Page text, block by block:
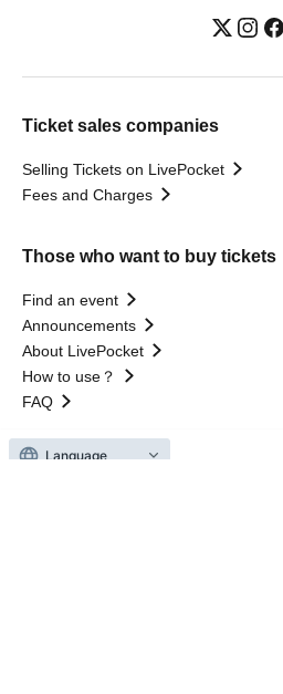
Ticket sales companies
Selling Tickets on LivePocket
Fees and Charges
Those who want to buy tickets
Find an event
Announcements
About LivePocket
How to use？
FAQ